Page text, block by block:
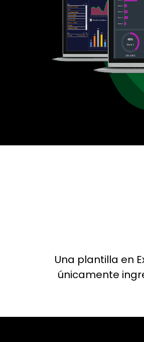
Una plantilla en
únicamente